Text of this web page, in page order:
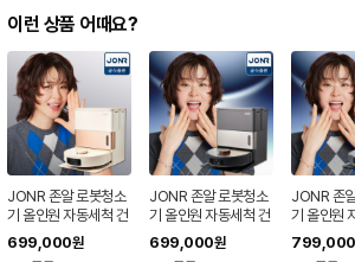
이런 상품 어때요?
JONR 존알 로봇청소
기 올인원 자동세척 건
조 스테이션 최강희청
소기 X9 PRO, 화이트
699,000원
JONR 존알 로봇청소
기 올인원 자동세척 건
조 스테이션 최강희청
소기 X9 PRO, 블랙
699,000원
JONR 존
기 올인원
조 스테이
소기 X1
799,000